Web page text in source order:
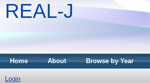
REAL-J
Home About Browse by Year
Login